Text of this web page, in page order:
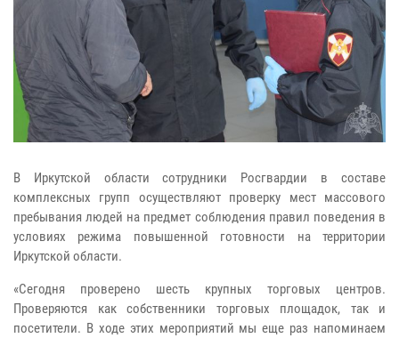
В Иркутской области сотрудники Росгвардии в составе
комплексных групп осуществляют проверку мест массового
пребывания людей на предмет соблюдения правил поведения в
условиях режима повышенной готовности на территории
Иркутской области.
«Сегодня проверено шесть крупных торговых центров.
Проверяются как собственники торговых площадок, так и
посетители. В ходе этих мероприятий мы еще раз напоминаем